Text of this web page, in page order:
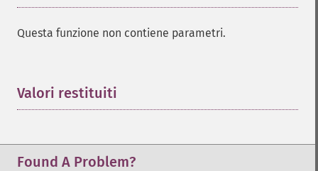
Questa funzione non contiene parametri.
Valori restituiti
Found A Problem?